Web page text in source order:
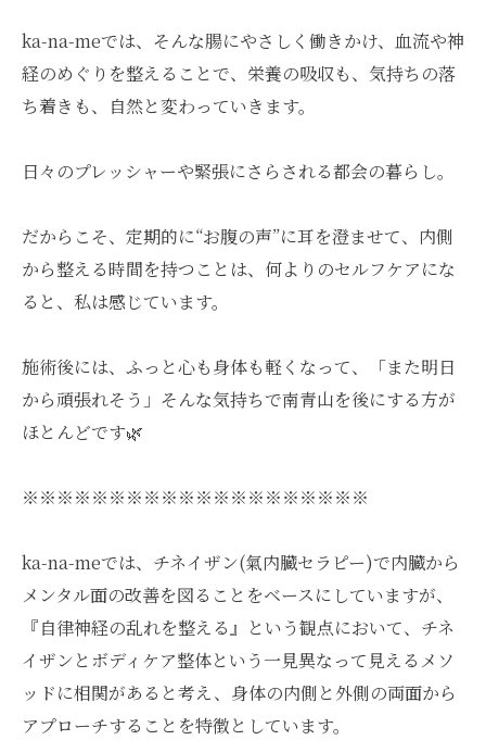
ka-na-meでは、そんな腸にやさしく働きかけ、血流や神
経のめぐりを整えることで、栄養の吸収も、気持ちの落
ち着きも、自然と変わっていきます。
日々のプレッシャーや緊張にさらされる都会の暮らし。
だからこそ、定期的に“お腹の声”に耳を澄ませて、内側
から整える時間を持つことは、何よりのセルフケアにな
ると、私は感じています。
施術後には、ふっと心も身体も軽くなって、「また明日
から頑張れそう」そんな気持ちで南青山を後にする方が
ほとんどです🌿
※※※※※※※※※※※※※※※※※※※※
ka-na-meでは、チネイザン(氣内臓セラピー)で内臓から
メンタル面の改善を図ることをベースにしていますが、
『自律神経の乱れを整える』という観点において、チネ
イザンとボディケア整体という一見異なって見えるメソ
ッドに相関があると考え、身体の内側と外側の両面から
アプローチすることを特徴としています。